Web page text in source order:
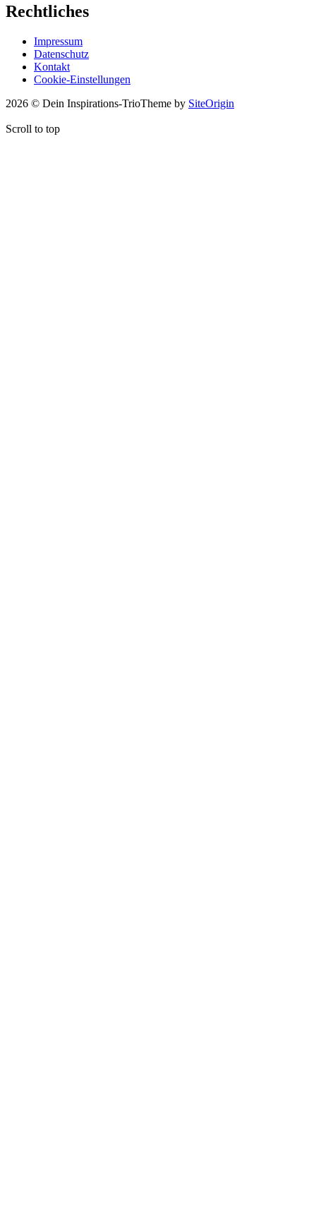
Rechtliches
Impressum
Datenschutz
Kontakt
Cookie-Einstellungen
2026 © Dein Inspirations-TrioTheme by SiteOrigin
Scroll to top